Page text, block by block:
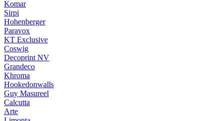
Komar
Sirpi
Hohenberger
Paravox
KT Exclusive
Coswig
Decoprint NV
Grandeco
Khroma
Hookedonwalls
Guy Masureel
Calcutta
Arte